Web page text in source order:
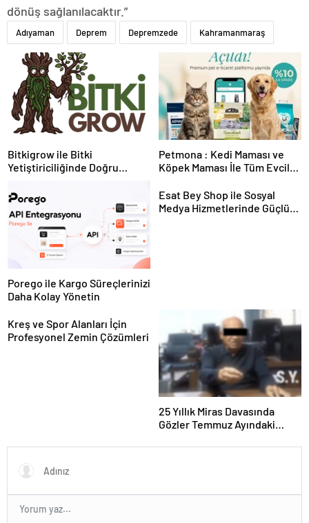
dönüş sağlanılacaktır.”
Adıyaman Deprem Depremzede Kahramanmaraş
Bitkigrow ile Bitki
Yetiştiriciliğinde Doğru
Petmona : Kedi Maması ve
Köpek Maması İle Tüm Evcil
Porego ile Kargo Süreçlerinizi
Daha Kolay Yönetin
Esat Bey Shop ile Sosyal
Medya Hizmetlerinde Güçlü
Kreş ve Spor Alanları İçin
Profesyonel Zemin Çözümleri
25 Yıllık Miras Davasında
Gözler Temmuz Ayındaki